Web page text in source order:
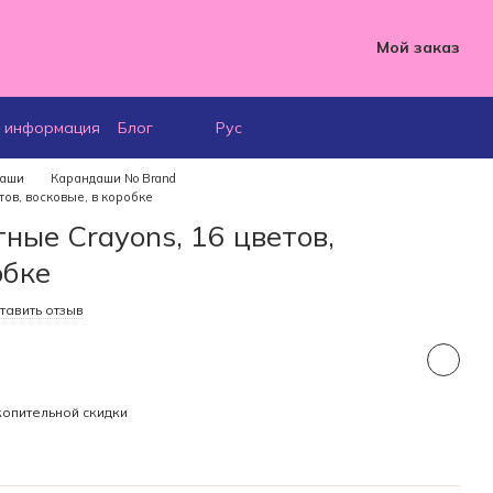
Мой заказ
информация Блог Рус
Карандаши No Brand
восковые, в коробке
Crayons, 16 цветов,
отзыв
скидки